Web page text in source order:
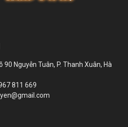
90 Nguyễn Tuân, P. Thanh Xuân, Hà
811 669